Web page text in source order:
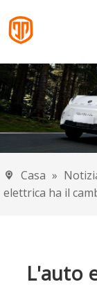
Casa »
elettrica ha il
L'auto